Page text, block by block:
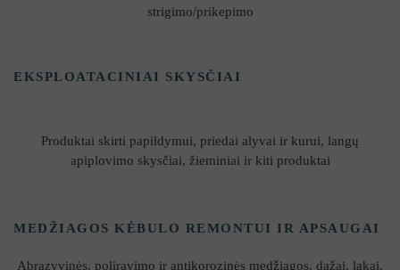
strigimo/prikepimo
​EKSPLOATACINIAI SKYSČIAI
Produktai skirti papildymui, priedai alyvai ir kurui, langų
apiplovimo skysčiai, žieminiai ir kiti produktai
MEDŽIAGOS KĖBULO REMONTUI IR APSAUGAI
Abrazyvinės, poliravimo ir antikorozinės medžiagos, dažai, lakai,